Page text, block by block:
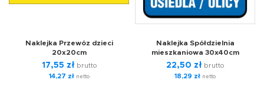
Naklejka Przewóz dzieci
20x20cm
17,55 zł brutto
14,27 złnetto
Naklejka Spółdzielnia
mieszkaniowa 30x40cm
22,50 zł brutto
18,29 zł netto